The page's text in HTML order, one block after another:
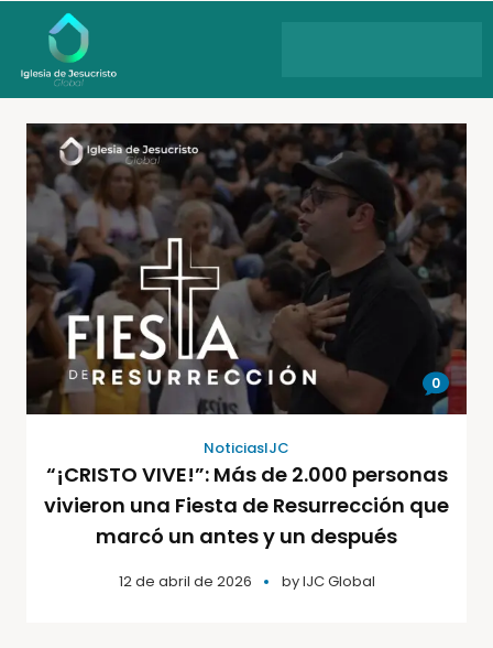
0
NoticiasIJC
“¡CRISTO VIVE!”: Más de 2.000 personas
vivieron una Fiesta de Resurrección que
marcó un antes y un después
12 de abril de 2026 byIJC Global